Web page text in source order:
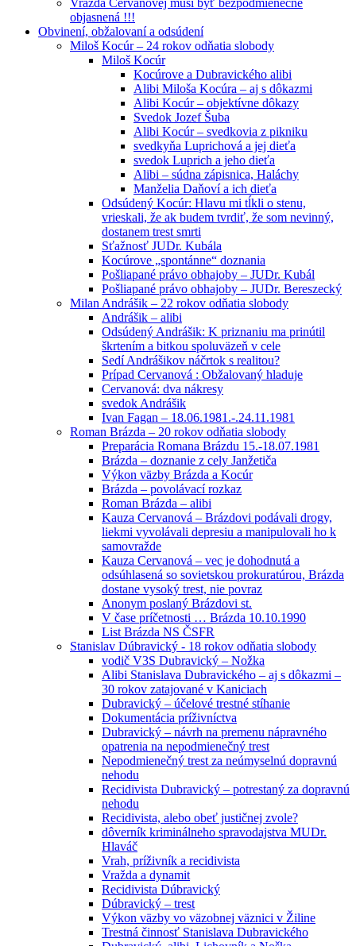
objasnená !!!
Obvinení, obžalovaní a odsúdení
Miloš Kocúr – 24 rokov odňatia slobody
Miloš Kocúr
Kocúrove a Dubravického alibi
Alibi Miloša Kocúra – aj s dôkazmi
Alibi Kocúr – objektívne dôkazy
Svedok Jozef Šuba
Alibi Kocúr – svedkovia z pikniku
svedkyňa Luprichová a jej dieťa
svedok Luprich a jeho dieťa
Alibi – súdna zápisnica, Haláchy
Manželia Daňoví a ich dieťa
Odsúdený Kocúr: Hlavu mi tĺkli o stenu,
vrieskali, že ak budem tvrdiť, že som nevinný,
dostanem trest smrti
Sťažnosť JUDr. Kubála
Kocúrove „spontánne“ doznania
Pošliapané právo obhajoby – JUDr. Kubál
Pošliapané právo obhajoby – JUDr. Bereszecký
Milan Andrášik – 22 rokov odňatia slobody
Andrášik – alibi
Odsúdený Andrášik: K priznaniu ma prinútil
škrtením a bitkou spoluväzeň v cele
Sedí Andrášikov náčrtok s realitou?
Prípad Cervanová : Obžalovaný hladuje
Cervanová: dva nákresy
svedok Andrášik
Ivan Fagan – 18.06.1981.-.24.11.1981
Roman Brázda – 20 rokov odňatia slobody
Preparácia Romana Brázdu 15.-18.07.1981
Brázda – doznanie z cely Janžetiča
Výkon väzby Brázda a Kocúr
Brázda – povolávací rozkaz
Roman Brázda – alibi
Kauza Cervanová – Brázdovi podávali drogy,
liekmi vyvolávali depresiu a manipulovali ho k
samovražde
Kauza Cervanová – vec je dohodnutá a
odsúhlasená so sovietskou prokuratúrou, Brázda
dostane vysoký trest, nie povraz
Anonym poslaný Brázdovi st.
V čase príčetnosti … Brázda 10.10.1990
List Brázda NS ČSFR
Stanislav Dúbravický - 18 rokov odňatia slobody
vodič V3S Dubravický – Nožka
Alibi Stanislava Dubravického – aj s dôkazmi –
30 rokov zatajované v Kaniciach
Dubravický – účelové trestné stíhanie
Dokumentácia príživníctva
Dubravický – návrh na premenu nápravného
opatrenia na nepodmienečný trest
Nepodmienečný trest za neúmyselnú dopravnú
nehodu
Recidivista Dubravický – potrestaný za dopravnú
nehodu
Recidivista, alebo obeť justičnej zvole?
dôverník kriminálneho spravodajstva MUDr.
Hlaváč
Vrah, príživník a recidivista
Vražda a dynamit
Recidivista Dúbravický
Dúbravický – trest
Výkon väzby vo väzobnej väznici v Žiline
Trestná činnosť Stanislava Dubravického